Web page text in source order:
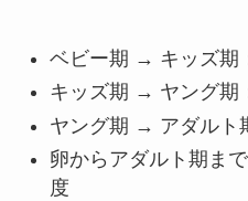
ベビー期 → キッズ期
キッズ期 → ヤング期
ヤング期 → アダルト
卵からアダルト期ま
度